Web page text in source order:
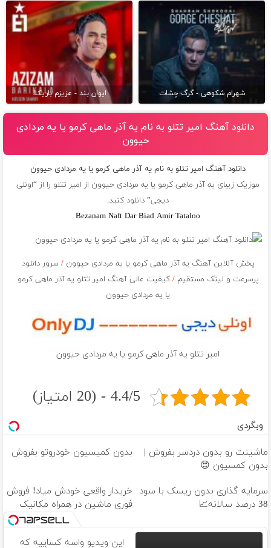
شهرام شکوهی - گرگ چشات ایوان بند - عزیزم باریکلا
دانلود آهنگ امیر تتلو به نام یه آذر ماهی کرمو یا یه مردادی
حیوون
دانلود آهنگ امیر تتلو به نام یه آذر ماهی کرمو یا یه مردادی حیوون
موزیک زیبای یه آذر ماهی کرمو یا یه مردادی حیوون از امیر تتلو را از “اونلی
دیجی” دانلود کنید.
Bezanam Naft Dar Biad Amir Tataloo
پخش آنلاین آهنگ یه آذر ماهی کرمو یا یه مردادی حیوون/ سرور دانلود
پرسرعت و لینک مستقیم/ کیفیت عالی آهنگ امیر تتلو یه آذر ماهی کرمو
یا یه مردادی حیوون
امیر تتلو یه آذر ماهی کرمو یا یه مردادی حیوون
4.4/5 - (20 امتیاز)
وبگردی
ماشینت رو بدون دردسر بفروش |
بدون کمسیون 😍
بدون کمیسیون خودروتو بفروش
سرمایه گذاری بدون ریسک با سود
38 درصد سالانه📈
خریدار واقعی خودش میاد! فروش
فوری ماشین در همراه مکانیک
این ویدیو واسه کساییه که